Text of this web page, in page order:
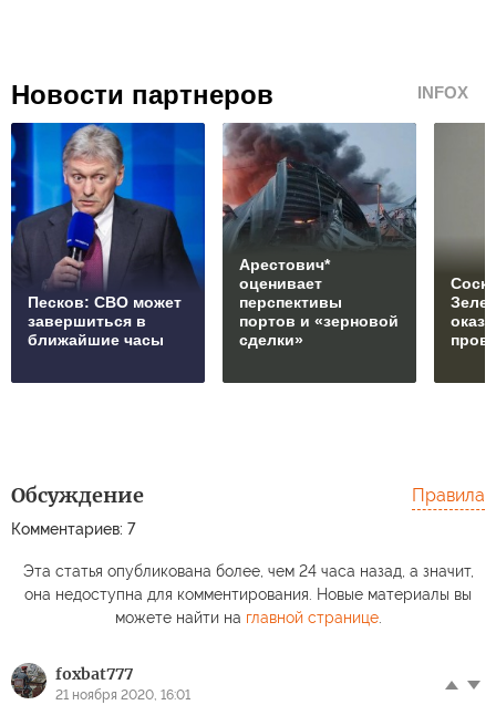
Новости партнеров INFOX
Песков: СВО может
завершиться в
ближайшие часы
Арестович*
оценивает
перспективы
портов и «зерновой
сделки»
Обсуждение
Комментариев: 7
Правила
Эта статья опубликована более, чем 24 часа назад, а значит,
она недоступна для комментирования. Новые материалы вы
можете найти на главной странице.
foxbat777
21 ноября 2020, 16:01